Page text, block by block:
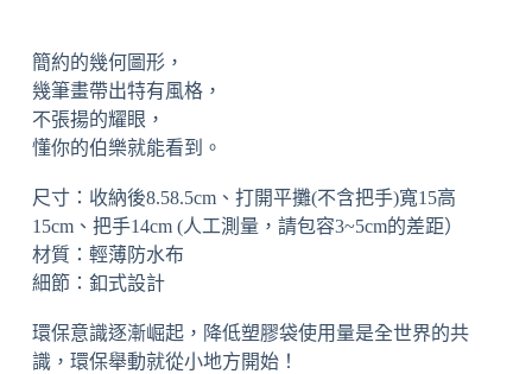
簡約的幾何圖形，
幾筆畫帶出特有風格，
不張揚的耀眼，
懂你的伯樂就能看到。
尺寸：收納後8.58.5cm、打開平攤(不含把手)寬15高
15cm、把手14cm (人工測量，請包容3~5cm的差距）
材質：輕薄防水布
細節：釦式設計
環保意識逐漸崛起，降低塑膠袋使用量是全世界的共
識，環保舉動就從小地方開始！